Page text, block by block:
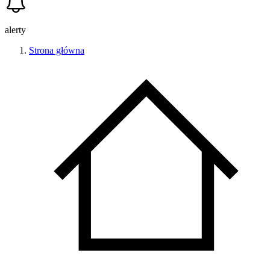
alerty
Strona główna